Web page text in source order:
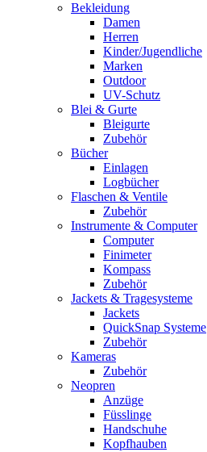
Bekleidung
Damen
Herren
Kinder/Jugendliche
Marken
Outdoor
UV-Schutz
Blei & Gurte
Bleigurte
Zubehör
Bücher
Einlagen
Logbücher
Flaschen & Ventile
Zubehör
Instrumente & Computer
Computer
Finimeter
Kompass
Zubehör
Jackets & Tragesysteme
Jackets
QuickSnap Systeme
Zubehör
Kameras
Zubehör
Neopren
Anzüge
Füsslinge
Handschuhe
Kopfhauben